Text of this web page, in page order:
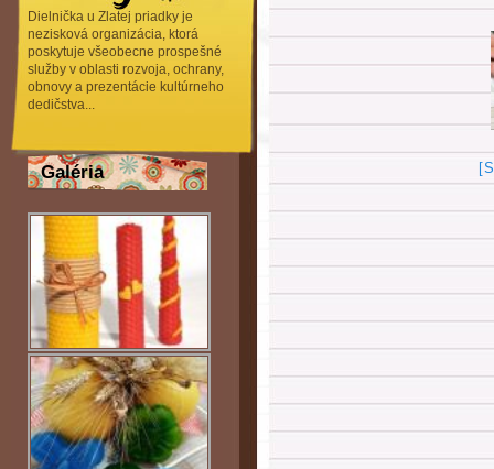
Dielnička u Zlatej priadky je
nezisková organizácia, ktorá
poskytuje všeobecne prospešné
služby v oblasti rozvoja, ochrany,
obnovy a prezentácie kultúrneho
dedičstva...
Galéria